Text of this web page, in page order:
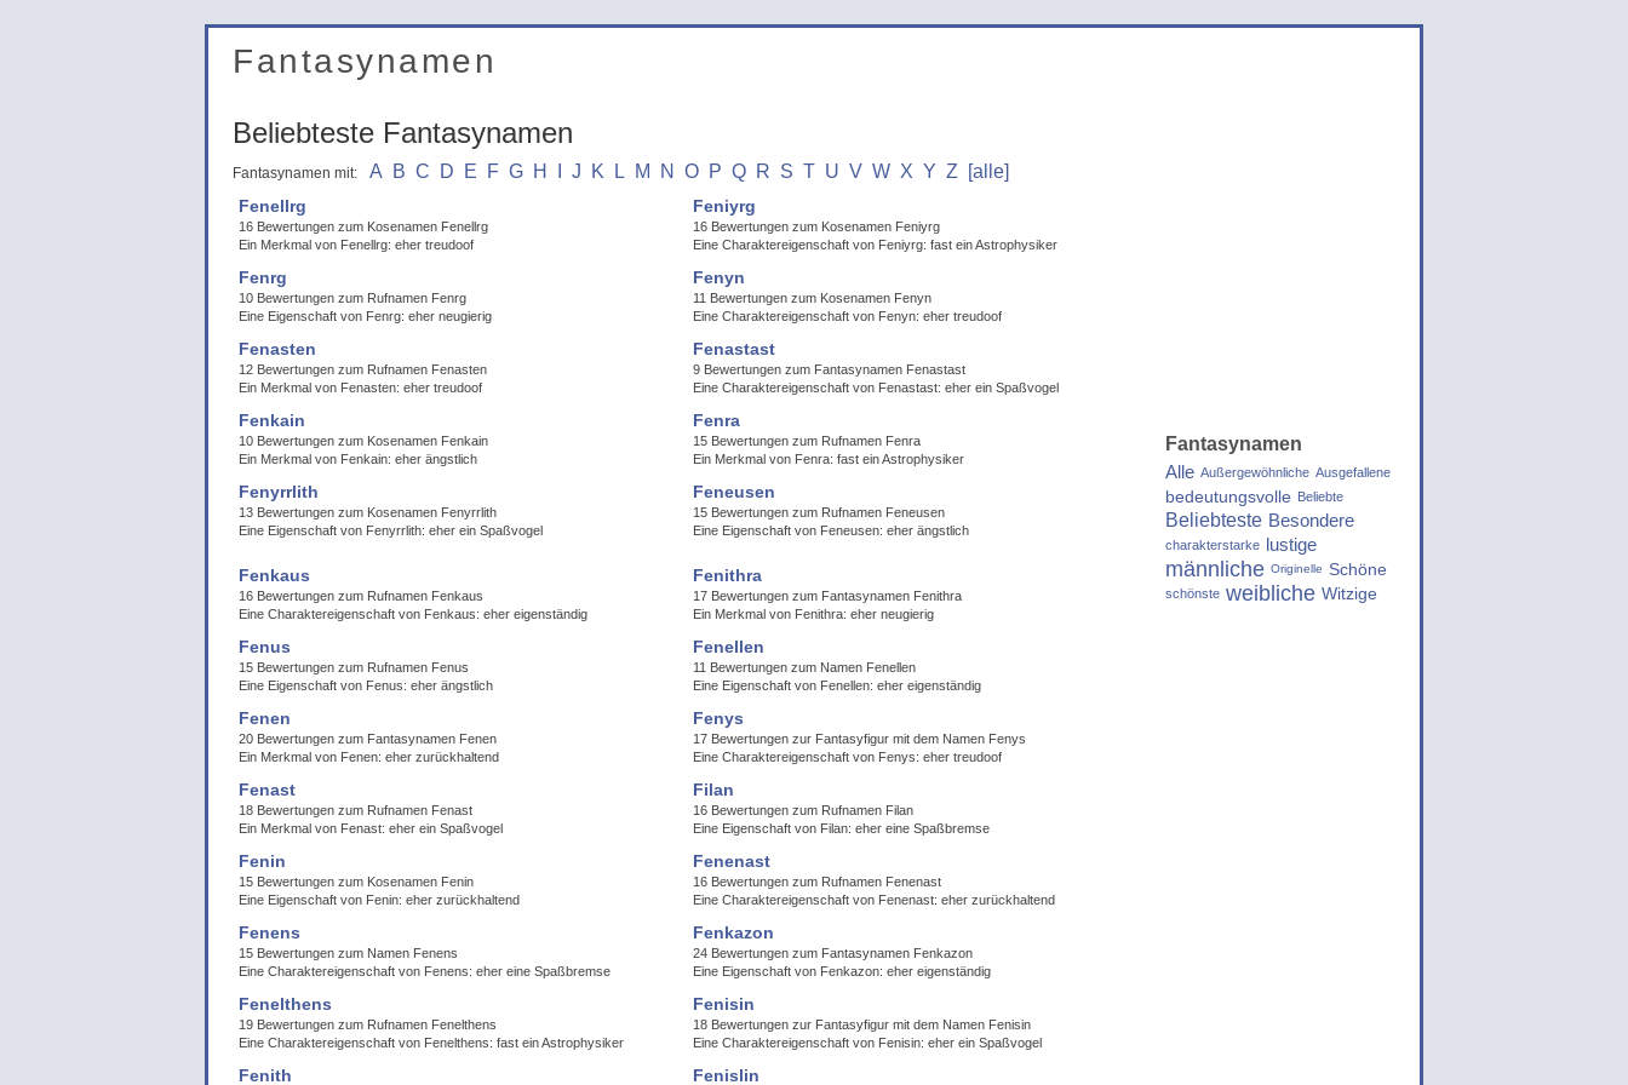
Fantasynamen
Beliebteste Fantasynamen
Fantasynamen mit: A B C D E F G H J K L M N O P Q R S T U V W X Y Z [alle]
Fenellrg
16 Bewertungen zum Kosenamen Fenellrg
Ein Merkmal von Fenellrg: eher treudoof
Feniyrg
16 Bewertungen zum Kosenamen Feniyrg
Eine Charaktereigenschaft von Feniyrg: fast ein Astrophysiker
Fenrg
10 Bewertungen zum Rufnamen Fenrg
Eine Eigenschaft von Fenrg: eher neugierig
Fenyn
11 Bewertungen zum Kosenamen Fenyn
Eine Charaktereigenschaft von Fenyn: eher treudoof
Fenasten
12 Bewertungen zum Rufnamen Fenasten
Ein Merkmal von Fenasten: eher treudoof
Fenastast
9 Bewertungen zum Fantasynamen Fenastast
Eine Charaktereigenschaft von Fenastast: eher ein Spaßvogel
Fenkain
10 Bewertungen zum Kosenamen Fenkain
Ein Merkmal von Fenkain: eher ängstlich
Fenra
15 Bewertungen zum Rufnamen Fenra
Ein Merkmal von Fenra: fast ein Astrophysiker
Fenyrrlith
13 Bewertungen zum Kosenamen Fenyrrlith
Eine Eigenschaft von Fenyrrlith: eher ein Spaßvogel
Feneusen
15 Bewertungen zum Rufnamen Feneusen
Eine Eigenschaft von Feneusen: eher ängstlich
Fenkaus
16 Bewertungen zum Rufnamen Fenkaus
Eine Charaktereigenschaft von Fenkaus: eher eigenständig
Fenithra
17 Bewertungen zum Fantasynamen Fenithra
Ein Merkmal von Fenithra: eher neugierig
Fenus
15 Bewertungen zum Rufnamen Fenus
Eine Eigenschaft von Fenus: eher ängstlich
Fenellen
11 Bewertungen zum Namen Fenellen
Eine Eigenschaft von Fenellen: eher eigenständig
Fenen
20 Bewertungen zum Fantasynamen Fenen
Ein Merkmal von Fenen: eher zurückhaltend
Fenys
17 Bewertungen zur Fantasyfigur mit dem Namen Fenys
Eine Charaktereigenschaft von Fenys: eher treudoof
Fenast
18 Bewertungen zum Rufnamen Fenast
Ein Merkmal von Fenast: eher ein Spaßvogel
Filan
16 Bewertungen zum Rufnamen Filan
Eine Eigenschaft von Filan: eher eine Spaßbremse
Fenin
15 Bewertungen zum Kosenamen Fenin
Eine Eigenschaft von Fenin: eher zurückhaltend
Fenenast
16 Bewertungen zum Rufnamen Fenenast
Eine Charaktereigenschaft von Fenenast: eher zurückhaltend
Fenens
15 Bewertungen zum Namen Fenens
Eine Charaktereigenschaft von Fenens: eher eine Spaßbremse
Fenkazon
24 Bewertungen zum Fantasynamen Fenkazon
Eine Eigenschaft von Fenkazon: eher eigenständig
Fenelthens
19 Bewertungen zum Rufnamen Fenelthens
Eine Charaktereigenschaft von Fenelthens: fast ein Astrophysiker
Fenisin
18 Bewertungen zur Fantasyfigur mit dem Namen Fenisin
Eine Charaktereigenschaft von Fenisin: eher ein Spaßvogel
Fenith Fenislin
Fantasynamen
Alle Außergewöhnliche Ausgefallene
bedeutungsvolle Beliebte
Beliebteste Besondere
charakterstarke lustige
männliche Originelle Schöne
schönste weibliche Witzige